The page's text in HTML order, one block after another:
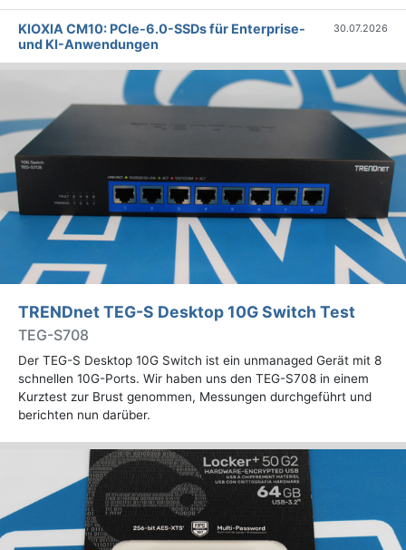
KIOXIA CM10: PCIe-6.0-SSDs für Enterprise-
und KI-Anwendungen
30.07.2026
TRENDnet TEG-S Desktop 10G Switch Test
TEG-S708
Der TEG-S Desktop 10G Switch ist ein unmanaged Gerät mit 8
schnellen 10G-Ports. Wir haben uns den TEG-S708 in einem
Kurztest zur Brust genommen, Messungen durchgeführt und
berichten nun darüber.